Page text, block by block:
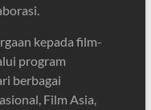
kepada film-
program
berbagai
Film Asia,